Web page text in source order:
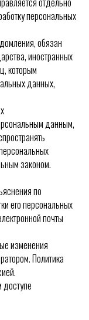
персональных
обязан
иностранных
которым
данных,
данным,
законом.
по
его персональных
почты
изменения
Политика
доступе